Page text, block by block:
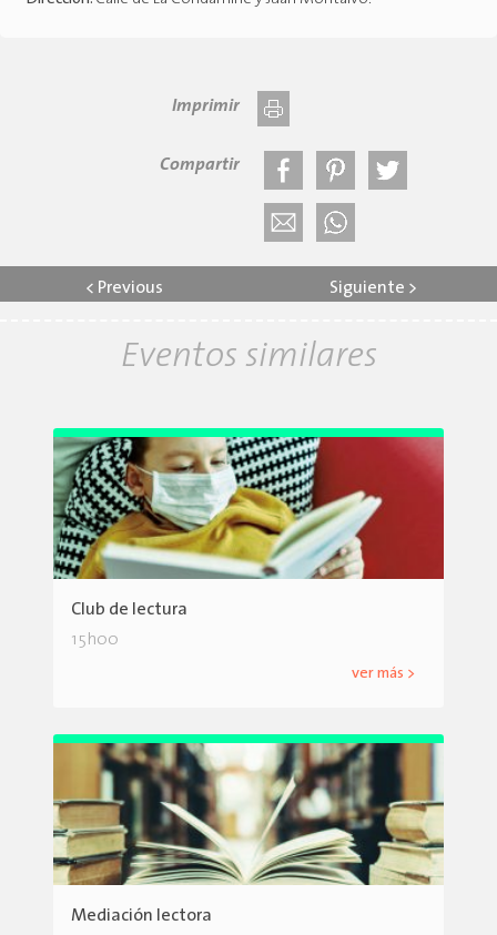
Imprimir
Compartir
< Previous Siguiente >
Eventos similares
Club de lectura
15h00
ver más >
Mediación lectora